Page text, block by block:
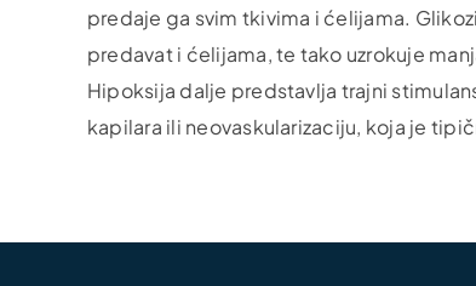
predaje ga svim tkivima i ćelijama.
predavat i ćelijama, te tako uzrokuje
Hipoksija dalje predstavlja trajni
kapilara ili neovaskularizaciju, koja je